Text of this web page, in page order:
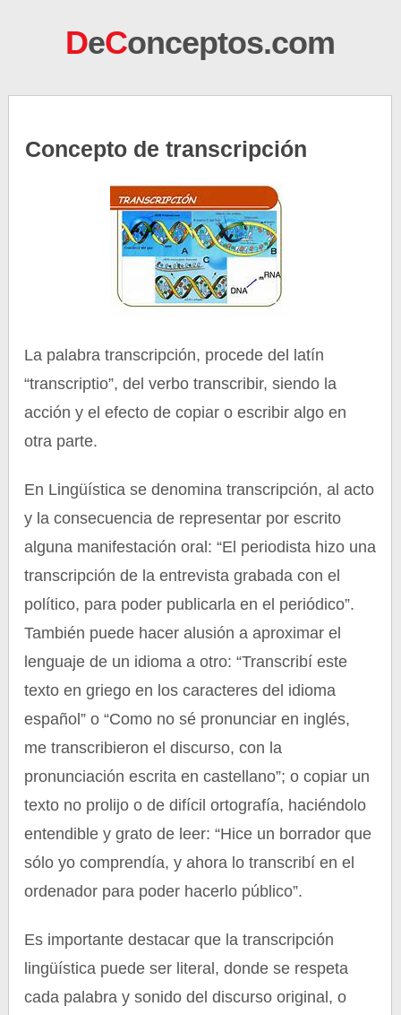
DeConceptos.com
Concepto de transcripción
La palabra transcripción, procede del latín
“transcriptio”, del verbo transcribir, siendo la
acción y el efecto de copiar o escribir algo en
otra parte.
En Lingüística se denomina transcripción, al acto
y la consecuencia de representar por escrito
alguna manifestación oral: “El periodista hizo una
transcripción de la entrevista grabada con el
político, para poder publicarla en el periódico”.
También puede hacer alusión a aproximar el
lenguaje de un idioma a otro: “Transcribí este
texto en griego en los caracteres del idioma
español” o “Como no sé pronunciar en inglés,
me transcribieron el discurso, con la
pronunciación escrita en castellano”; o copiar un
texto no prolijo o de difícil ortografía, haciéndolo
entendible y grato de leer: “Hice un borrador que
sólo yo comprendía, y ahora lo transcribí en el
ordenador para poder hacerlo público”.
Es importante destacar que la transcripción
lingüística puede ser literal, donde se respeta
cada palabra y sonido del discurso original, o